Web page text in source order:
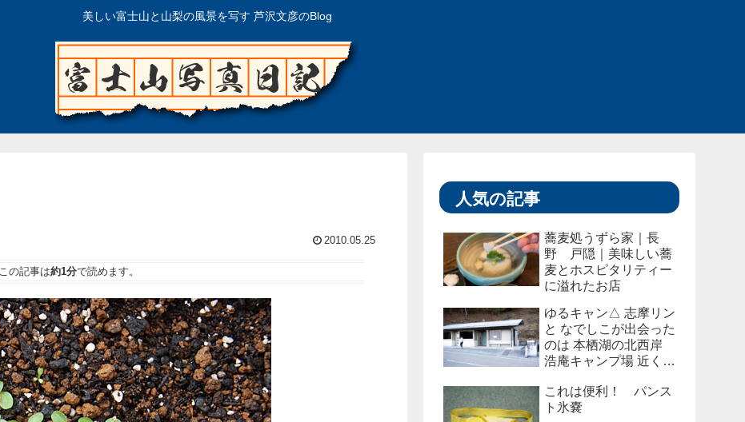
美しい富士山と山梨の風景を写す 芦沢文彦のBlog
2010.05.25
この記事は約1分で読めます。
人気の記事
蕎麦処うずら家｜長
野 戸隠｜美味しい蕎
麦とホスピタリティー
に溢れたお店
ゆるキャン△ 志摩リン
と なでしこが出会った
のは 本栖湖の北西岸
浩庵キャンプ場 近くの
った！
これは便利！ パンス
ト氷嚢